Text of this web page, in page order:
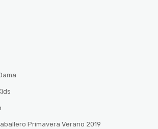
Primavera Verano 2019